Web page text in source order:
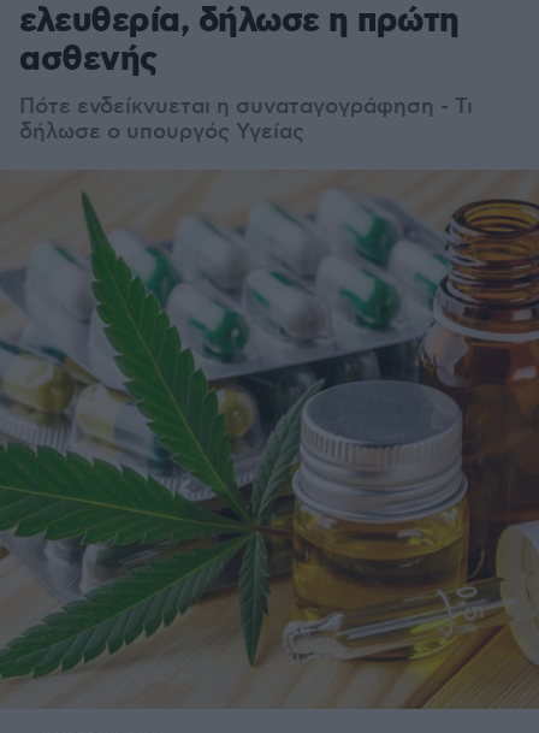
ελευθερία, δήλωσε η πρώτη
ασθενής
Πότε ενδείκνυεται η συναταγογράφηση - Τι
δήλωσε ο υπουργός Υγείας